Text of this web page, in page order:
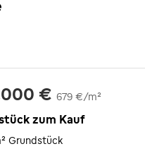
€ 679 €/m²
zum Kauf
Grundstück